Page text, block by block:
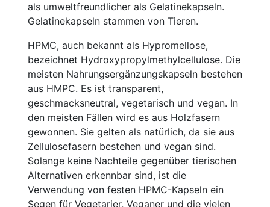
als umweltfreundlicher als Gelatinekapseln.
Gelatinekapseln stammen von Tieren.
HPMC, auch bekannt als Hypromellose,
bezeichnet Hydroxypropylmethylcellulose. Die
meisten Nahrungsergänzungskapseln bestehen
aus HMPC. Es ist transparent,
geschmacksneutral, vegetarisch und vegan. In
den meisten Fällen wird es aus Holzfasern
gewonnen. Sie gelten als natürlich, da sie aus
Zellulosefasern bestehen und vegan sind.
Solange keine Nachteile gegenüber tierischen
Alternativen erkennbar sind, ist die
Verwendung von festen HPMC-Kapseln ein
Segen für Vegetarier, Veganer und die vielen